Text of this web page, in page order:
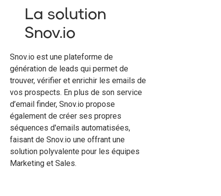
La solution
Snov.io
Snov.io est une plateforme de
génération de leads qui permet de
trouver, vérifier et enrichir les emails de
vos prospects. En plus de son service
d’email finder, Snov.io propose
également de créer ses propres
séquences d'emails automatisées,
faisant de Snov.io une offrant une
solution polyvalente pour les équipes
Marketing et Sales.